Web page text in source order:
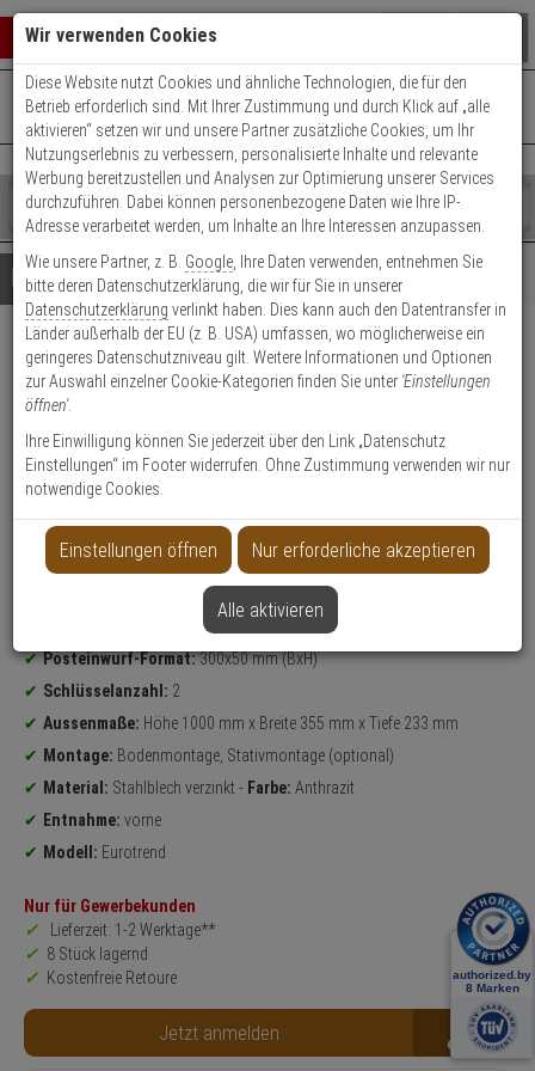
Warenkorb schließen
0 ARTIKEL IM WARENKORB
Ihr Warenkorb ist momentan leer.
Ergebnisse ()
Fertig
Shop
durchsuchen
Bitte
geben
Sie
mindestens
Zeichen
ein,
um
Suche
Es
wurde
noch
Kategorien
Suche
gestartet
+49 (0)821 899 493-0Mo. - Do.: 8:00 - 16:30 | Fr.: 8:00 - 14:00 Uhr
Kontaktservice nutzen
Details Beratung
Safepost Eurotrend No.1
Briefkasten anthrazit
Produktmerkmale
Datenblatt drucken
Weitere Varianten...
geeignet für Gewerbeobjekte, Haus, Behörden, Ämter
Posteinwurf-Format:300x50 mm (BxH)
Schlüsselanzahl: 2
Aussenmaße: Höhe 1000 mm x Breite 355 mm x Tiefe 233 mm
Montage: Bodenmontage, Stativmontage (optional)
Material: Stahlblech verzinkt - Farbe: Anthrazit
Entnahme: vorne
Modell: Eurotrend
Nur für Gewerbekunden
Lieferzeit: 1-2 Werktage**
8 Stück lagernd
Kostenfreie Retoure
Jetzt anmelden B2B
Wir verwenden Cookies
Diese Website nutzt Cookies und ähnliche Technologien, die für den
Betrieb erforderlich sind. Mit Ihrer Zustimmung und durch Klick auf „alle
aktivieren“ setzen wir und unsere Partner zusätzliche Cookies, um Ihr
Nutzungserlebnis zu verbessern, personalisierte Inhalte und relevante
Werbung bereitzustellen und Analysen zur Optimierung unserer Services
durchzuführen. Dabei können personenbezogene Daten wie Ihre IP-
Adresse verarbeitet werden, um Inhalte an Ihre Interessen anzupassen.
Wie unsere Partner, z. B. Google , Ihre Daten verwenden, entnehmen Sie
bitte deren Datenschutzerklärung, die wir für Sie in unserer
Datenschutzerklärung verlinkt haben. Dies kann auch den Datentransfer in
Länder außerhalb der EU (z. B. USA) umfassen, wo möglicherweise ein
geringeres Datenschutzniveau gilt. Weitere Informationen und Optionen
zur Auswahl einzelner Cookie-Kategorien finden Sie unter 'Einstellungen
öffnen'.
Ihre Einwilligung können Sie jederzeit über den Link „Datenschutz
Einstellungen“ im Footer widerrufen. Ohne Zustimmung verwenden wir nur
notwendige Cookies.
Einstellungen öffnen Nur erforderliche akzeptieren
Alle aktivieren